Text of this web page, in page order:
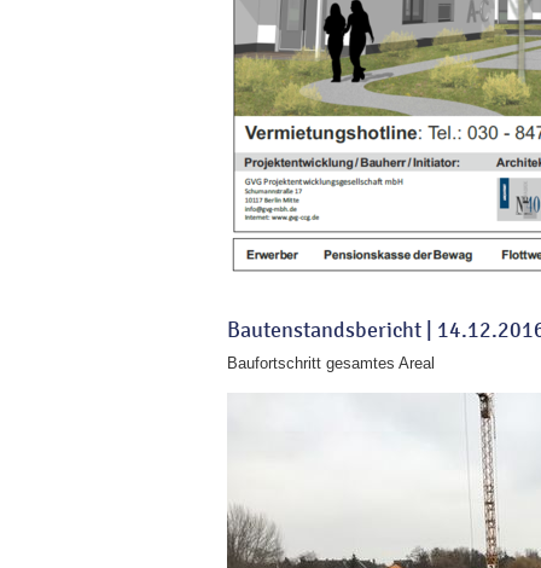
Bautenstandsbericht |
Baufortschritt gesamtes Areal